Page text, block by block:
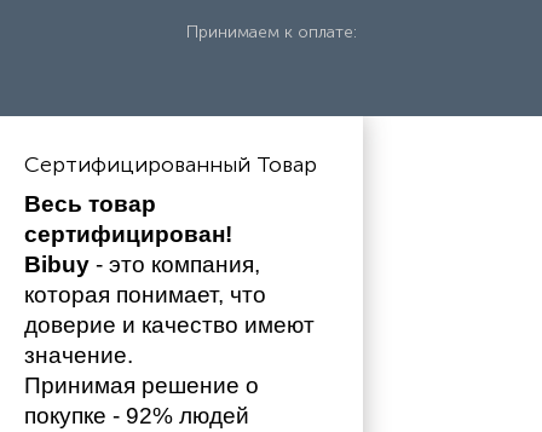
Принимаем к оплате:
Сертифицированный Товар
Весь товар
сертифицирован!
Bibuy - это компания,
которая понимает, что
доверие и качество имеют
значение.
Принимая решение о
покупке - 92% людей